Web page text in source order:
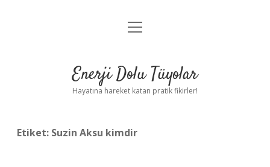
Anasayfa
Yasal Uyarı
menüyü
Enerji Dolu Tüyolar
Hayatına hareket katan pratik fikirler!
Etiket: Suzin Aksu kimdir